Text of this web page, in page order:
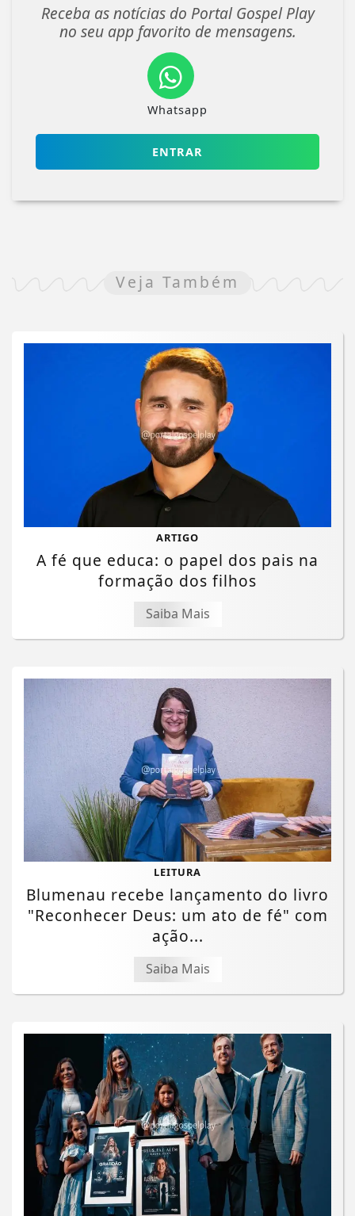
Receba as notícias do Portal Gospel Play
no seu app favorito de mensagens.
Whatsapp
ENTRAR
Veja Também
ARTIGO
A fé que educa: o papel dos pais na
formação dos filhos
Saiba Mais
LEITURA
Blumenau recebe lançamento do livro
"Reconhecer Deus: um ato de fé" com
ação...
Saiba Mais